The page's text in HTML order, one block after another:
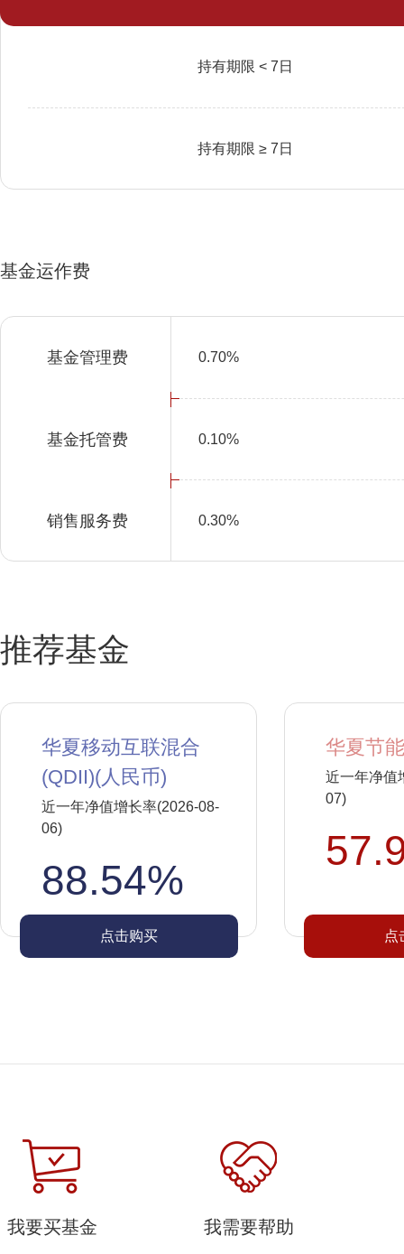
持有期限 < 7日
持有期限 ≥ 7日
基金运作费
基金管理费 0.70%
基金托管费 0.10%
销售服务费 0.30%
推荐基金
华夏移动互联混合
(QDII)(人民币)
近一年净值增长率(2026-08-
06)
88.54%
点击购买
华夏节
近一年净值
07)
点
我要买基金 我需要帮助